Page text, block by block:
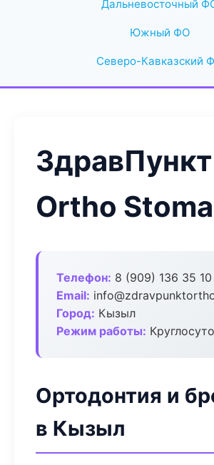
Дальневосточный
Южный ФО
Северо-Кавказский
ЗдравПункт
Ortho Stoma
Телефон: 8 (909) 136 35 10
Email:
Город: Кызыл
Режим работы:
Ортодонтия и
в Кызыл